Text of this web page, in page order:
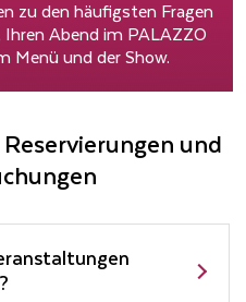
zu den häufigsten Fragen
Abend im PALAZZO
Menü und der Show.
und